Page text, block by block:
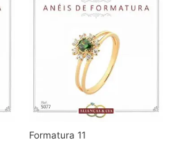
Formatura 11